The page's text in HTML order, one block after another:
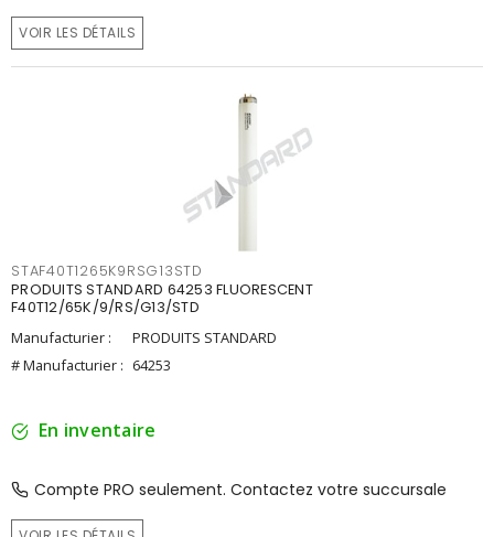
VOIR LES DÉTAILS
STAF40T1265K9RSG13STD
PRODUITS STANDARD 64253 FLUORESCENT
F40T12/65K/9/RS/G13/STD
Manufacturier :
PRODUITS STANDARD
# Manufacturier : 64253
En inventaire
Compte PRO seulement. Contactez votre succursale